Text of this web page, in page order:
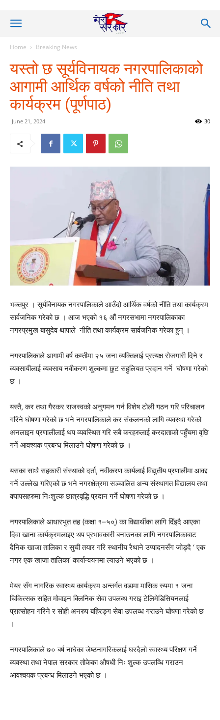
Home Breaking News
यस्तो छ सूर्यविनायक नगरपालिकाको
आगामी आर्थिक वर्षको नीति तथा
कार्यक्रम (पूर्णपाठ)
June 21, 2024 30
भक्तपुर । सूर्यविनायक नगरपालिकाले आउँदो आर्थिक वर्षको नीति तथा कार्यक्रम
सार्वजनिक गरेको छ । आज भएको १६ औं नगरसभामा नगरपालिकाका
नगरप्रमुख बासुदेव थापाले नीति तथा कार्यक्रम सार्वजनिक गरेका हुन् ।
नगरपालिकाले आगामी बर्ष कम्तीमा २५ जना व्यक्तिलाई प्रत्यक्ष रोजगारी दिने र
व्यवसायीलाई व्यवसाय नवीकरण शुल्कमा छुट सहुलियत प्रदान गर्ने घोषणा गरेको
छ ।
यस्तै, कर तथा गैरकर राजस्वको अनुगमन गर्न विशेष टोली गठन गरि परिचालन
गरिने घोषणा गरेको छ भने नगरपालिकाले कर संकलनको लागि व्यवस्था गरेको
अनलाइन प्रणालीलाई थप व्यवस्थित गरि सबै करहरुलाई करदाताको पहुँचमा वृछि
गर्ने आवश्यक प्रबन्ध मिलाउने घोषणा गरेको छ ।
यसका साथै सहकारी संस्थाको दर्ता, नवीकरण कार्यलाई विद्युतीय प्रणालीमा आवद्द
गर्ने उल्लेख गरिएको छ भने नगरक्षेत्रमा सञ्चालित अन्य संस्थागत विद्यालय तथा
क्यापसहरुमा निःशुल्क छात्रवृद्धि प्रदान गर्ने घोषणा गरेको छ ।
नगरपालिकाले आधारभुत तह (कक्षा १–५०्) का विद्यार्थीका लागि दिँइदै आएका
दिवा खाना कार्यक्रमलाइए थप प्रभावकारी बनाउनका लागि नगरपालिकाबाट
दैनिक खाजा तालिका र सुची तयार गरि स्थानीय रैथाने उप्पादनसँग जोड्दै ‘ एक
नगर एक खाजा तालिका’ कार्यान्वयनमा ल्याउने भएको छ ।
मेयर सँग नागरिक स्वास्थ्य कार्यक्रम अन्तर्गत वडामा मासिक रुपमा १ जना
चिकित्सक सहित मोवाइन क्लिनिक सेवा उपलव्ध गराइ टेलिमेडिसियनलाई
प्रात्सोहन गरिने र सोही अनरुप बहिरङ्ग सेवा उपलव्ध गराउने घोषणा गरेको छ
।
नगरपालिकाले ७० बर्ष नाघेका जेष्ठनागरिकलाई घरदैलो स्वास्थ्य परिक्षण गर्ने
व्यवस्था तथा नेपाल सरकार तोकेका औषधी निः शुल्क उपलव्धि गराउन
आवश्वयक प्रबन्ध मिलाउने भएको छ ।